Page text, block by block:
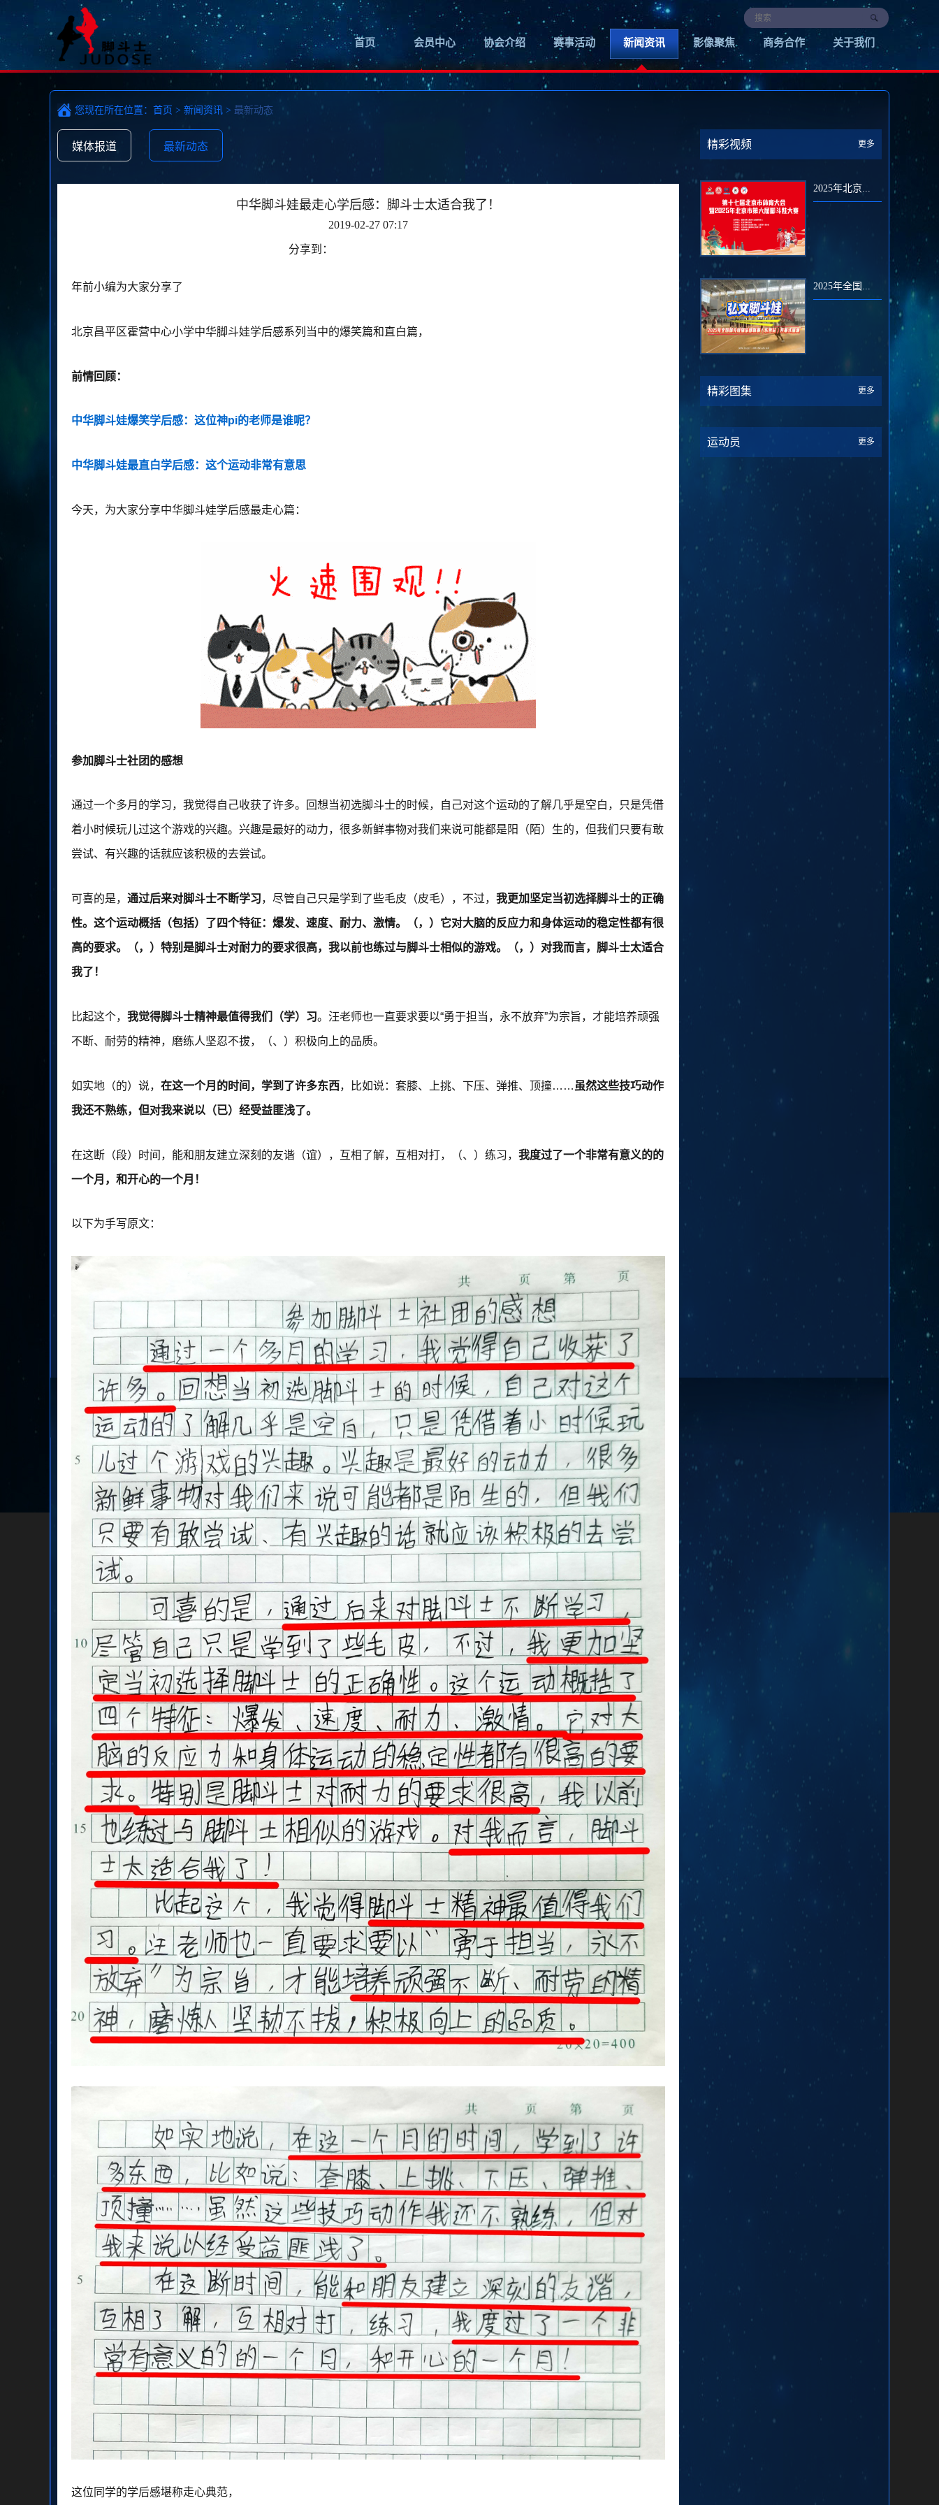
首页 会员中心 协会介绍 赛事活动 新闻资讯 影像聚焦 商务合作 关于我们
您现在所在位置： 首页 > 新闻资讯 > 最新动态
媒体报道 最新动态
中华脚斗娃最走心学后感：脚斗士太适合我了！
2019-02-27 07:17
分享到：
年前小编为大家分享了
北京昌平区霍营中心小学中华脚斗娃学后感系列当中的爆笑篇和直白篇，
前情回顾：
中华脚斗娃爆笑学后感：这位神pi的老师是谁呢？
中华脚斗娃最直白学后感：这个运动非常有意思
今天，为大家分享中华脚斗娃学后感最走心篇：
参加脚斗士社团的感想
通过一个多月的学习，我觉得自己收获了许多。回想当初选脚斗士的时候，自己对这个运动的了解几乎是空白，只是凭借
着小时候玩儿过这个游戏的兴趣。兴趣是最好的动力，很多新鲜事物对我们来说可能都是阳（陌）生的，但我们只要有敢
尝试、有兴趣的话就应该积极的去尝试。
可喜的是， 通过后来对脚斗士不断学习，尽管自己只是学到了些毛皮（皮毛），不过， 我更加坚定当初选择脚斗士的正确
性。这个运动概括（包括）了四个特征：爆发、速度、耐力、激情。（，）它对大脑的反应力和身体运动的稳定性都有很
高的要求。（，）特别是脚斗士对耐力的要求很高，我以前也练过与脚斗士相似的游戏。（，）对我而言，脚斗士太适合
我了！
比起这个， 我觉得脚斗士精神最值得我们（学）习。汪老师也一直要求要以“勇于担当，永不放弃”为宗旨，才能培养顽强
不断、耐劳的精神，磨练人坚忍不拔，（、）积极向上的品质。
如实地（的）说， 在这一个月的时间，学到了许多东西，比如说：套膝、上挑、下压、弹推、顶撞…… 虽然这些技巧动作
我还不熟练，但对我来说以（已）经受益匪浅了。
在这断（段）时间，能和朋友建立深刻的友谐（谊），互相了解，互相对打，（、）练习， 我度过了一个非常有意义的的
一个月，和开心的一个月！
以下为手写原文：
这位同学的学后感堪称走心典范，
精彩视频 更多
2025年北京...
2025年全国...
精彩图集 更多
运动员 更多